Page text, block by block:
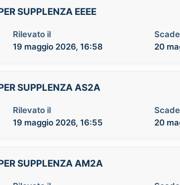
SUPPLENZA EEEE
Rilevato il
19 maggio 2026, 16:58
20
SUPPLENZA AS2A
Rilevato il
19 maggio 2026, 16:55
20
SUPPLENZA AM2A